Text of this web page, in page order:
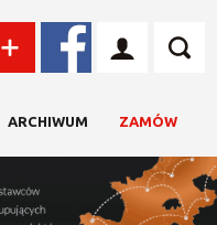
ARCHIWUM ZAMÓW